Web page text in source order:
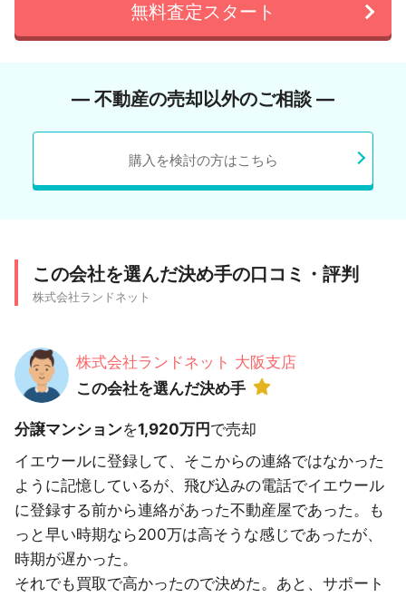
無料査定スタート
― 不動産の売却以外のご相談 ―
購入を検討の方はこちら
この会社を選んだ決め手の口コミ・評判
株式会社ランドネット
株式会社ランドネット 大阪支店
この会社を選んだ決め手
分譲マンションを1,920万円で売却
イエウールに登録して、そこからの連絡ではなかった
ように記憶しているが、飛び込みの電話でイエウール
に登録する前から連絡があった不動産屋であった。も
っと早い時期なら200万は高そうな感じであったが、
時期が遅かった。
それでも買取で高かったので決めた。あと、サポート